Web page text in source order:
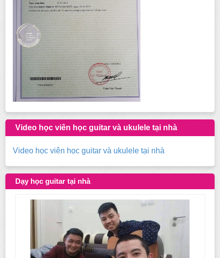
Video học viên học guitar và ukulele tại nhà
Video học viên học guitar và ukulele tại nhà
Dạy học guitar tại nhà